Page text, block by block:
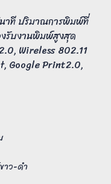
าที ปริมาณการพิมพ์ที่
รับงานพิมพ์สูงสุด
Wireless 802.11
Google Print2.0,
าว-ดำ